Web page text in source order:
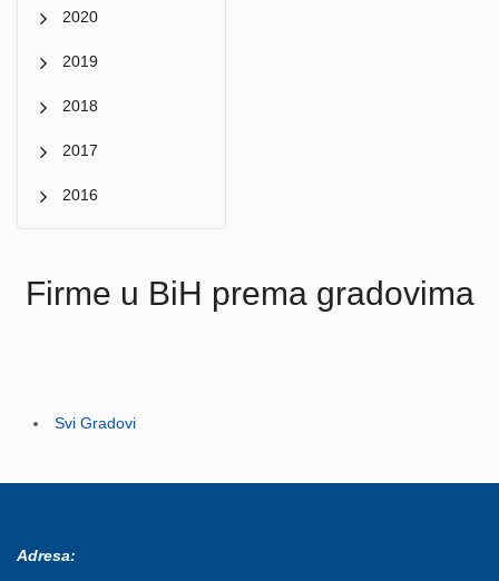
2020
2019
2018
2017
2016
Firme u BiH prema gradovima
Svi Gradovi
Adresa: